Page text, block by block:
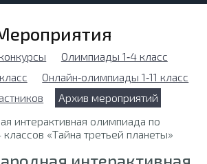
Олимпиады 1‑4 класс
Онлайн‑олимпиады 1‑11 класс
Архив мероприятий